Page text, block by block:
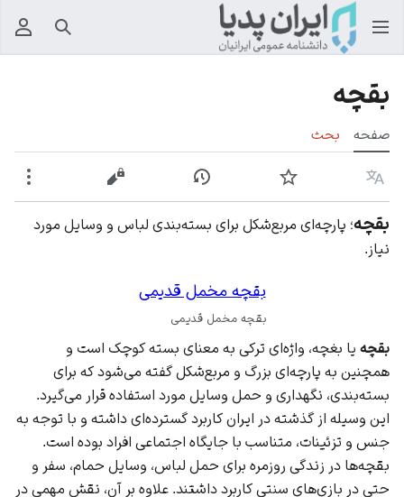
جستجو
بقچه
صفحه بحث
زبان پیگیری نمایش تاریخچهنمایش مبدأ
بقچه؛ پارچه‌ای مربع‌شکل برای بسته‌بندی لباس و وسایل مورد
نیاز.
بقچه مخمل قدیمی
بقچه مخمل قدیمی
بقچه یا بغچه، واژه‌ای ترکی به معنای بسته کوچک است و
همچنین به پارچه‌ای بزرگ و مربع‌شکل گفته می‌شود که برای
بسته‌بندی، نگهداری و حمل وسایل مورد استفاده قرار می‌گیرد.
این وسیله از گذشته در ایران کاربرد گسترده‌ای داشته و با توجه به
جنس و تزئینات، متناسب با جایگاه اجتماعی افراد بوده است.
بقچه‌ها در زندگی روزمره برای حمل لباس، وسایل حمام، سفر و
حتی در بازی‌های سنتی کاربرد داشتند. علاوه بر آن، نقش مهمی در